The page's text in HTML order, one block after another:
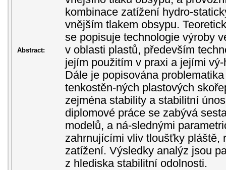
Abstract:
kombinace zatížení hydro-
vnějším tlakem obsypu.
se popisuje technologie výroby
v oblasti plastů, především
jejím použitím v praxi a jejími
Dále je popisována
tenkostěn-ných plastových
zejména stability a stabilitní
diplomové práce se zabývá
modelů, a ná-slednými
zahrnujícími vliv tloušťky pláště,
zatížení. Výsledky analýz jsou
z hlediska stabilitní odolnosti.